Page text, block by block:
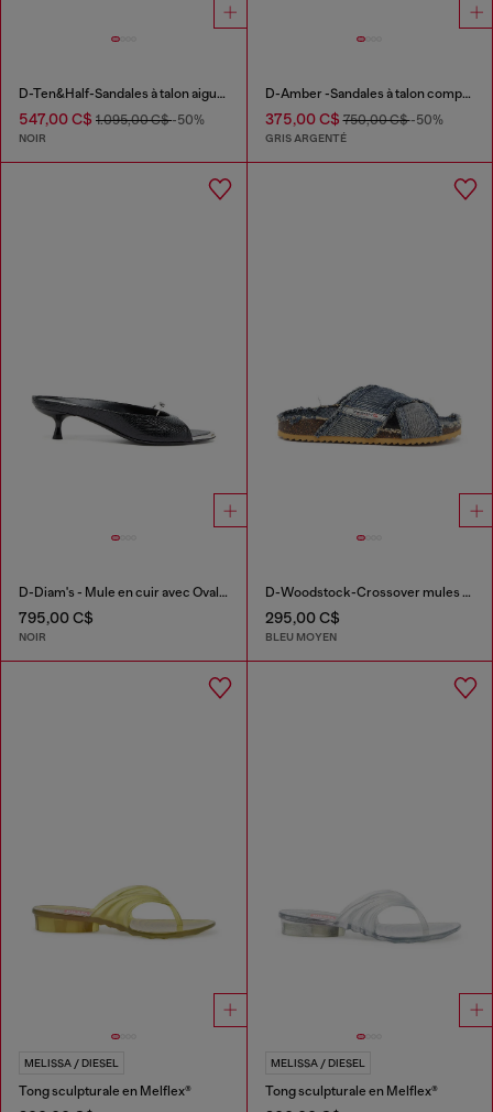
D-Ten&Half-Sandales à talon aiguille en cuir verni
547,00 C$ 1.095,00 C$-50%
NOIR
D-Amber -Sandales à talon compensé en tissu Lurex
375,00 C$750,00 C$-50%
GRIS ARGENTÉ
D-Diam's - Mule en cuir avec Oval D flottant
795,00 C$
NOIR
D-Woodstock-Crossover mules en denim effiloché
295,00 C$
BLEU MOYEN
MELISSA / DIESEL
Tong sculpturale en Melflex®
MELISSA / DIESEL
Tong sculpturale en Melflex®